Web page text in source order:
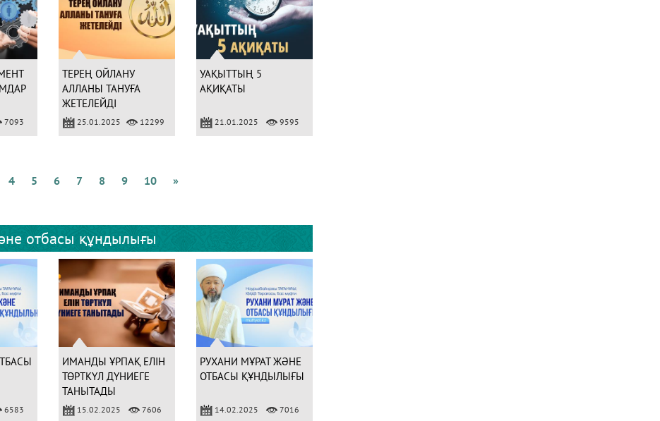
7093
ТЕРЕҢ ОЙЛАНУ
АЛЛАНЫ ТАНУҒА
ЖЕТЕЛЕЙДІ
25.01.2025 12299
УАҚЫТТЫҢ 5
АҚИҚАТЫ
21.01.2025 9595
4 5 6 7 8 9 10 »
отбасы құндылығы
6583
ИМАНДЫ ҰРПАҚ ЕЛІН
ТӨРТКҮЛ ДҮНИЕГЕ
ТАНЫТАДЫ
15.02.2025 7606
РУХАНИ МҰРАТ ЖӘНЕ
ОТБАСЫ ҚҰНДЫЛЫҒЫ
14.02.2025 7016